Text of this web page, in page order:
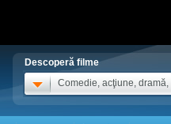
Descoperă filme
Comedie, acţiune, dramă,